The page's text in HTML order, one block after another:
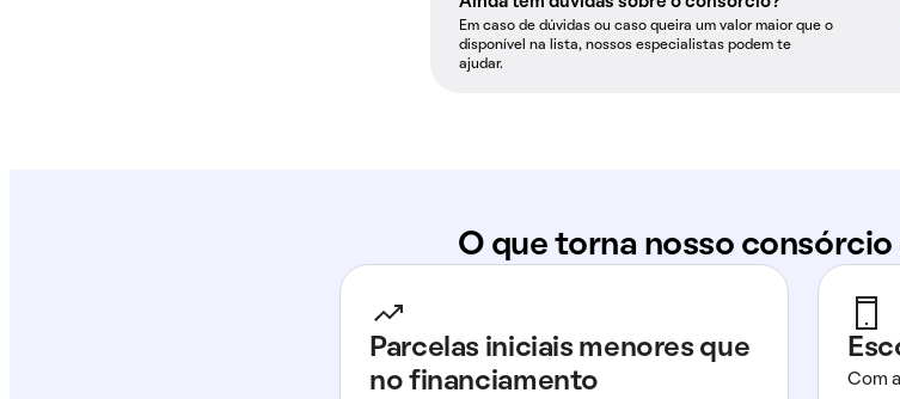
Em caso de dúvidas ou caso queira um valor maior que o
disponível na lista, nossos especialistas podem te
ajudar.
O que torna nosso
Parcelas iniciais menores que
no financiamento
Com